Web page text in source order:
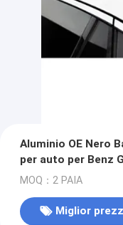
Aluminio OE Nero
per auto per Benz
MOQ：2 PAIA
Miglior